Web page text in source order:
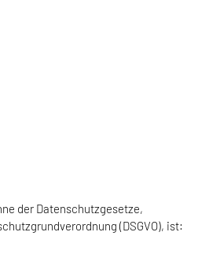
der Datenschutzgesetze,
(DSGVO), ist: